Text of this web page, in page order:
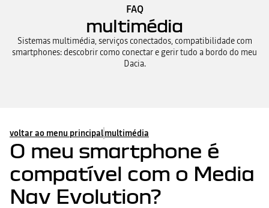
FAQ
multimédia
Sistemas multimédia, serviços conectados, compatibilidade com
smartphones: descobrir como conectar e gerir tudo a bordo do meu
Dacia.
voltar ao menu principalmultimédia
O meu smartphone é
compatível com o Media
Nav Evolution?